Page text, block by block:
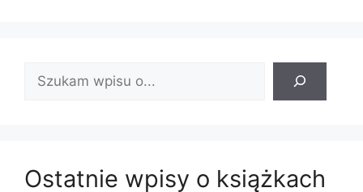
wpis:
Ostatnie wpisy o książkach